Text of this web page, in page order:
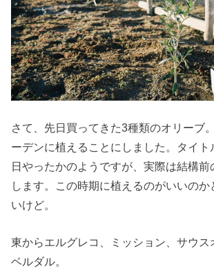
さて、先日買ってきた3種類のオリーブ
ーデンに植えることにしました。タイト
日やったかのようですが、実際は結構前
します。この時期に植えるのがいいのか
いけど。
東からエルグレコ、ミッション、サウス
ベルダル。